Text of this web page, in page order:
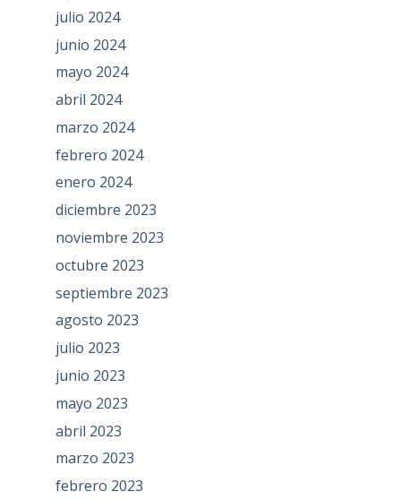
julio 2024
junio 2024
mayo 2024
abril 2024
marzo 2024
febrero 2024
enero 2024
diciembre 2023
noviembre 2023
octubre 2023
septiembre 2023
agosto 2023
julio 2023
junio 2023
mayo 2023
abril 2023
marzo 2023
febrero 2023